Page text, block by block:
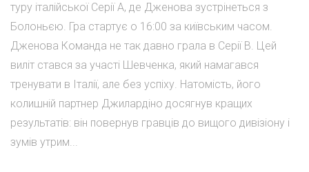
туру італійської Серії А, де Дженова зустрінеться з
Болоньєю. Гра стартує о 16:00 за київським часом.
Дженова Команда не так давно грала в Серії В. Цей
виліт стався за участі Шевченка, який намагався
тренувати в Італії, але без успіху. Натомість, його
колишній партнер Джилардіно досягнув кращих
результатів: він повернув гравців до вищого дивізіону і
зумів утрим...